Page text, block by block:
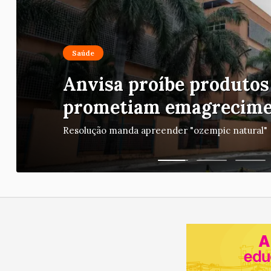
Economia
Famílias brasileiras
bilhões para bets em
Empresas de apostas movimentaram R$ 351